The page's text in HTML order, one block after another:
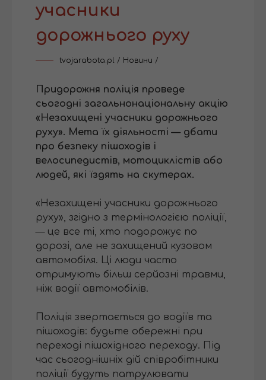
учасники
дорожнього руху
tvojarabota.pl / Новини /
Придорожня поліція проведе
сьогодні загальнонаціональну акцію
«Незахищені учасники дорожнього
руху». Мета їх діяльності — дбати
про безпеку пішоходів і
велосипедистів, мотоциклістів або
людей, які їздять на скутерах.
«Незахищені учасники дорожнього
руху», згідно з термінологією поліції,
— це все ті, хто подорожує по
дорозі, але не захищений кузовом
автомобіля. Ці люди часто
отримують більш серйозні травми,
ніж водії автомобілів.
Поліція звертається до водіїв та
пішоходів: будьте обережні при
переході пішохідного переходу. Під
час сьогоднішніх дій співробітники
поліції будуть патрулювати